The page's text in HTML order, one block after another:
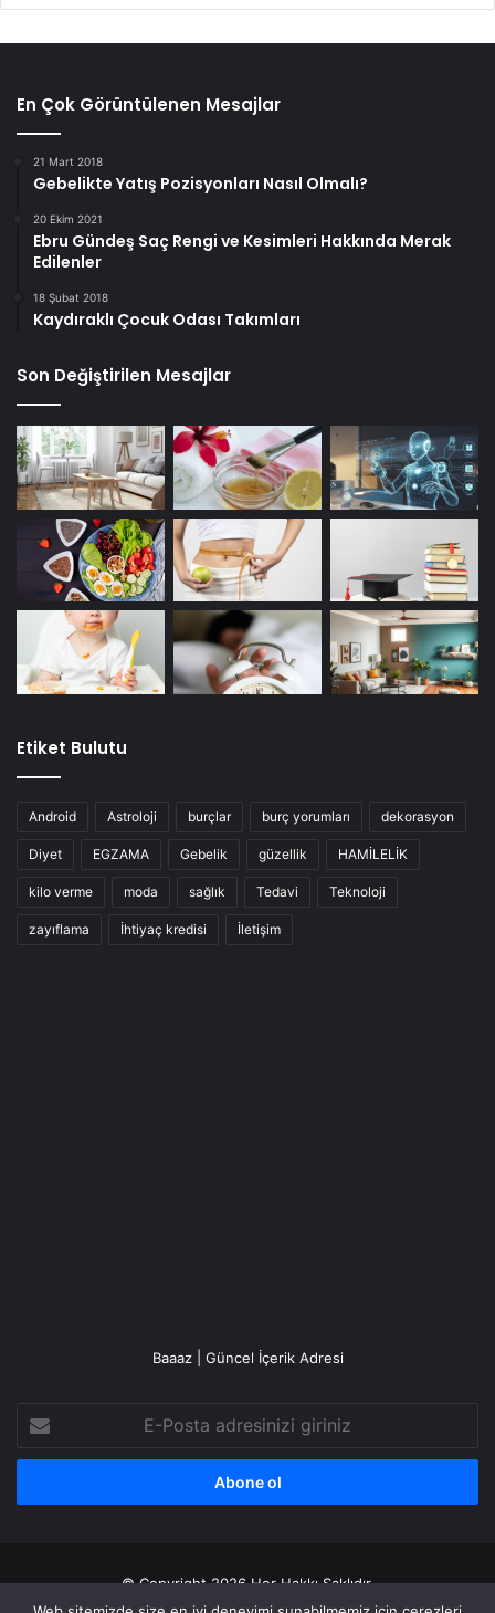
En Çok Görüntülenen Mesajlar
21 Mart 2018
Gebelikte Yatış Pozisyonları Nasıl Olmalı?
20 Ekim 2021
Ebru Gündeş Saç Rengi ve Kesimleri Hakkında Merak
Edilenler
18 Şubat 2018
Kaydıraklı Çocuk Odası Takımları
Son Değiştirilen Mesajlar
Etiket Bulutu
Android Astroloji burçlar burç yorumları dekorasyon
Diyet EGZAMA Gebelik güzellik HAMİLELİK
kilo verme moda sağlık Tedavi Teknoloji
zayıflama İhtiyaç kredisi İletişim
Baaaz | Güncel İçerik Adresi
Posta
adresinizi
© Copyright 2026 Her Hakkı Saklıdır.